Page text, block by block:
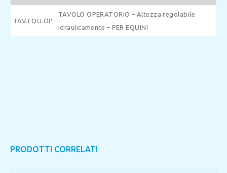
TAV.EQU.OP
TAVOLO OPERATORIO – Altezza regolabile
idraulicamente – PER EQUINI
PRODOTTI CORRELATI